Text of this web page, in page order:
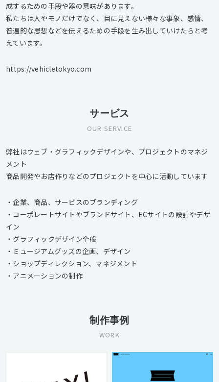
成するための手段や器の意味があります。
私たちは人やモノだけでなく、目に見えない様々な事象、感情、
普遍的な思想などを伝えるための手段を生み出していけたらと考
えています。
https://vehicletokyo.com
サービス
OUR SERVICE
弊社はウェブ・グラフィックデザインや、プロジェクトのマネジ
メント
商品開発やお店作りなどのプロジェクトを中心に活動しています
・企業、商品、サービスのブランディング
・コーポレートサイトやブランドサイト、ECサイトの設計やデザ
イン
・グラフィックデザイン全般
・ミュージアムグッズの企画、デザイン
・ショップディレクション、マネジメント
・アニメーションの制作
制作事例
WORK